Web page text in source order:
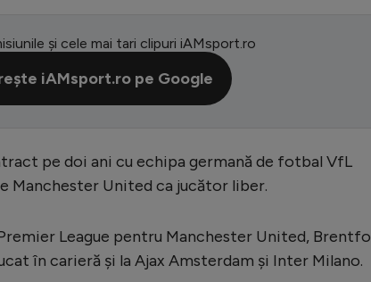
și cele mai tari clipuri iAMsport.ro
iAMsport.ro pe Google
pe doi ani cu echipa germană de fotbal VfL
Manchester United ca jucător liber.
League pentru Manchester United,
în carieră şi la Ajax Amsterdam şi Inter Milano.